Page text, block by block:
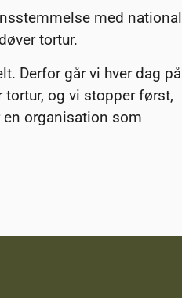
med national
tortur.
Derfor går vi hver dag på
og vi stopper først,
organisation som